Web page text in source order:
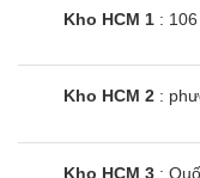
còn sót lại.
KG F2515RTGW
Cùng Chủ Đề:
Kho HCM 1 :
Kho HCM 2 :
Kho HCM 3 :